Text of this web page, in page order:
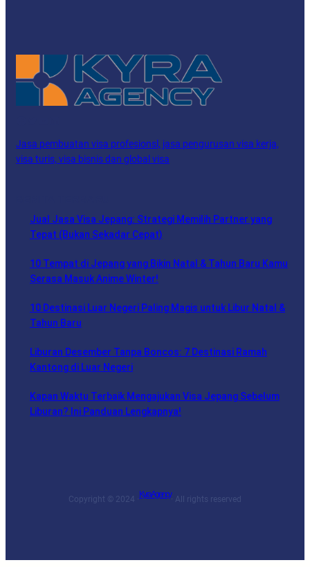
Jasa pembuatan visa profesionsl, jasa pengurusan visa kerja,
visa turis, visa bisnis dan global visa
Jual Jasa Visa Jepang: Strategi Memilih Partner yang
Tepat (Bukan Sekadar Cepat)
10 Tempat di Jepang yang Bikin Natal & Tahun Baru Kamu
Serasa Masuk Anime Winter!
10 Destinasi Luar Negeri Paling Magis untuk Libur Natal &
Tahun Baru
Liburan Desember Tanpa Boncos: 7 Destinasi Ramah
Kantong di Luar Negeri
Kapan Waktu Terbaik Mengajukan Visa Jepang Sebelum
Liburan? Ini Panduan Lengkapnya!
Copyright © 2024 ·
Kyra Agency
· All rights reserved